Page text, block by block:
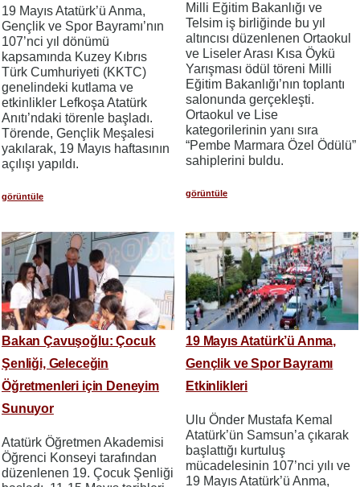
19 Mayıs Atatürk’ü Anma,
Gençlik ve Spor Bayramı’nın
107’nci yıl dönümü
kapsamında Kuzey Kıbrıs
Türk Cumhuriyeti (KKTC)
genelindeki kutlama ve
etkinlikler Lefkoşa Atatürk
Anıtı’ndaki törenle başladı.
Törende, Gençlik Meşalesi
yakılarak, 19 Mayıs haftasının
açılışı yapıldı.
görüntüle
Milli Eğitim Bakanlığı ve
Telsim iş birliğinde bu yıl
altıncısı düzenlenen Ortaokul
ve Liseler Arası Kısa Öykü
Yarışması ödül töreni Milli
Eğitim Bakanlığı’nın toplantı
salonunda gerçekleşti.
Ortaokul ve Lise
kategorilerinin yanı sıra
“Pembe Marmara Özel Ödülü”
sahiplerini buldu.
görüntüle
Bakan Çavuşoğlu: Çocuk
Şenliği, Geleceğin
Öğretmenleri için Deneyim
Sunuyor
Atatürk Öğretmen Akademisi
Öğrenci Konseyi tarafından
düzenlenen 19. Çocuk Şenliği
19 Mayıs Atatürk’ü Anma,
Gençlik ve Spor Bayramı
Etkinlikleri
Ulu Önder Mustafa Kemal
Atatürk’ün Samsun’a çıkarak
başlattığı kurtuluş
mücadelesinin 107’nci yılı ve
19 Mayıs Atatürk’ü Anma,